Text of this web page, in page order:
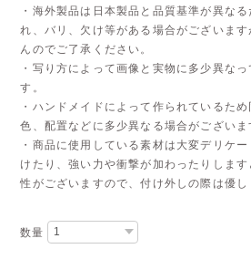
・海外製品は日本製品と品質基準が異な
れ、バリ、欠け等がある場合がございま
んのでご了承ください。
・写り方によって画像と実物に多少異な
す。
・ハンドメイドによって作られているため
色、配置などに多少異なる場合がございま
・商品に使用している素材は大変デリケ
けたり、強い力や衝撃が加わったりしま
性がございますので、付け外しの際は優し
数量